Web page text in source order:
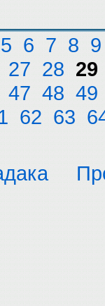
5 6 7 8 9
27 28 29
47 48 49
62 63